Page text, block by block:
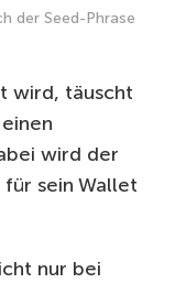
der Seed-Phrase
wird, täuscht
wird der
sein Wallet
nur bei